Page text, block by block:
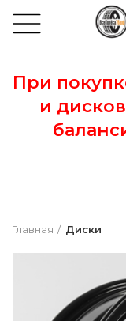
При
и
Главная Диски